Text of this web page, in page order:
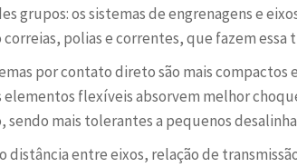
grupos: os sistemas de engrenagens e
polias e correntes, que fazem essa
por contato direto são mais compactos
flexíveis absorvem melhor
mais tolerantes a pequenos
distância entre eixos, relação de